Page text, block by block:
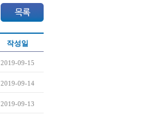
작성일
2019-09-15
2019-09-14
2019-09-13